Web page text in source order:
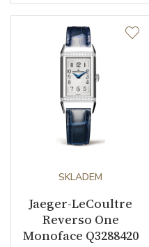
Materiál řemínku
Barva řemínku
Šířka řemínku (nožky/spona)
Materiál spony
Doplňující údaje
Počet ks Limitované edice
SKLADEM
Jaeger-LeCoultre
Reverso One
Monoface Q3288420